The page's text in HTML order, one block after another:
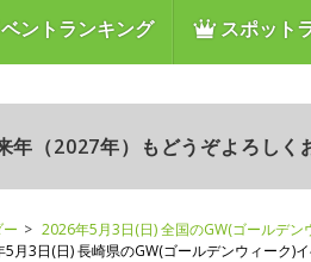
ントランキング スポット
（2027年）もどうぞよろしく
2026年5月3日(日) 全国のGW(ゴールデン
月3日(日) 長崎県のGW(ゴールデンウィーク)イ